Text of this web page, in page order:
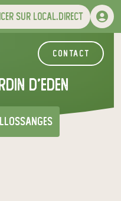
sur local.direct
contact
d'Eden